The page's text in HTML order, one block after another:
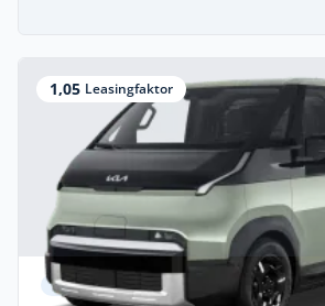
1,05 Leasingfaktor
Privat & Gewerbe